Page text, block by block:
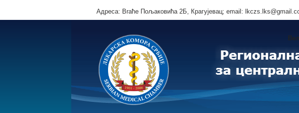
Адреса: Brаће Пољаковића 2Б, Крагујевац; email: